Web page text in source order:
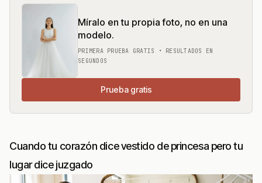
Míralo en tu propia foto, no en una
modelo.
PRIMERA PRUEBA GRATIS • RESULTADOS EN
SEGUNDOS
Prueba gratis
Cuando tu corazón dice vestido de princesa pero tu
lugar dice juzgado